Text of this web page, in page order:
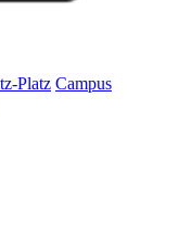
Platz Campus